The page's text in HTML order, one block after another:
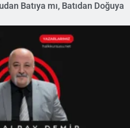
Batıya mı, Batıdan Doğuya